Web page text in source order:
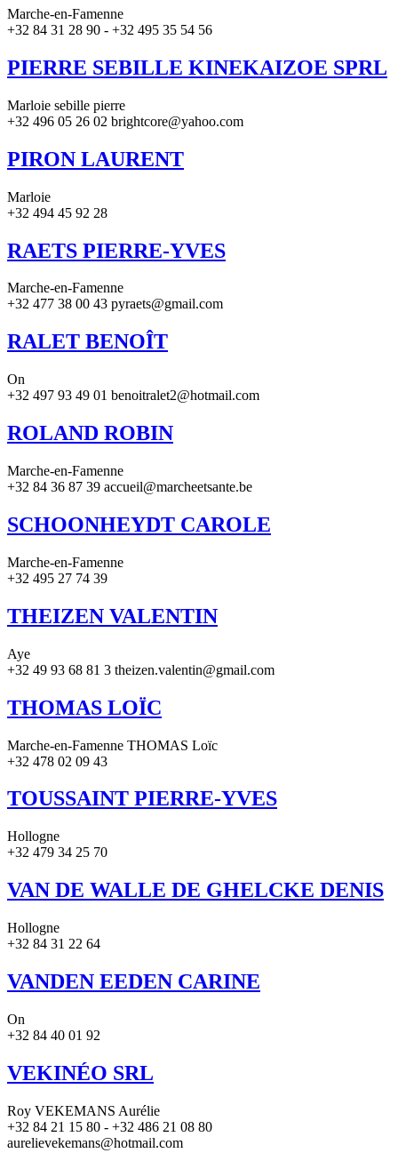
Marche-en-Famenne
+32 84 31 28 90 - +32 495 35 54 56
PIERRE SEBILLE KINEKAIZOE SPRL
Marloie sebille pierre
+32 496 05 26 02 brightcore@yahoo.com
PIRON LAURENT
Marloie
+32 494 45 92 28
RAETS PIERRE-YVES
Marche-en-Famenne
+32 477 38 00 43 pyraets@gmail.com
RALET BENOÎT
On
+32 497 93 49 01 benoitralet2@hotmail.com
ROLAND ROBIN
Marche-en-Famenne
+32 84 36 87 39 accueil@marcheetsante.be
SCHOONHEYDT CAROLE
Marche-en-Famenne
+32 495 27 74 39
THEIZEN VALENTIN
Aye
+32 49 93 68 81 3 theizen.valentin@gmail.com
THOMAS LOÏC
Marche-en-Famenne THOMAS Loïc
+32 478 02 09 43
TOUSSAINT PIERRE-YVES
Hollogne
+32 479 34 25 70
VAN DE WALLE DE GHELCKE DENIS
Hollogne
+32 84 31 22 64
VANDEN EEDEN CARINE
On
+32 84 40 01 92
VEKINÉO SRL
Roy VEKEMANS Aurélie
+32 84 21 15 80 - +32 486 21 08 80
aurelievekemans@hotmail.com